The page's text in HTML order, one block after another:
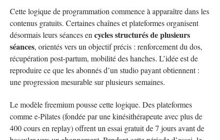
Cette logique de programmation commence à apparaître dans les
contenus gratuits. Certaines chaînes et plateformes organisent
désormais leurs séances en cycles structurés de plusieurs
séances, orientés vers un objectif précis : renforcement du dos,
récupération post-partum, mobilité des hanches. L’idée est de
reproduire ce que les abonnés d’un studio payant obtiennent :
une progression mesurable sur plusieurs semaines.
Le modèle freemium pousse cette logique. Des plateformes
comme e-Pilates (fondée par une kinésithérapeute avec plus de
400 cours en replay) offrent un essai gratuit de 7 jours avant de